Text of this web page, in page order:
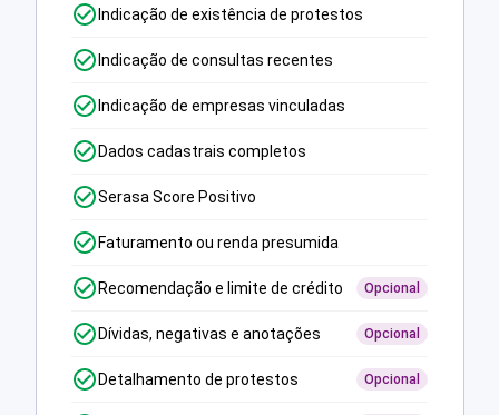
Indicação de existência de protestos
Indicação de consultas recentes
Indicação de empresas vinculadas
Dados cadastrais completos
Serasa Score Positivo
Faturamento ou renda presumida
Recomendação e limite de crédito Opcional
Dívidas, negativas e anotações Opcional
Detalhamento de protestos Opcional